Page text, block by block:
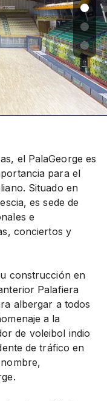
el PalaGeorge es
para el
Situado en
es sede de
e
conciertos y
construcción en
Palafiera
albergar a todos
a la
de voleibol indio
de tráfico en